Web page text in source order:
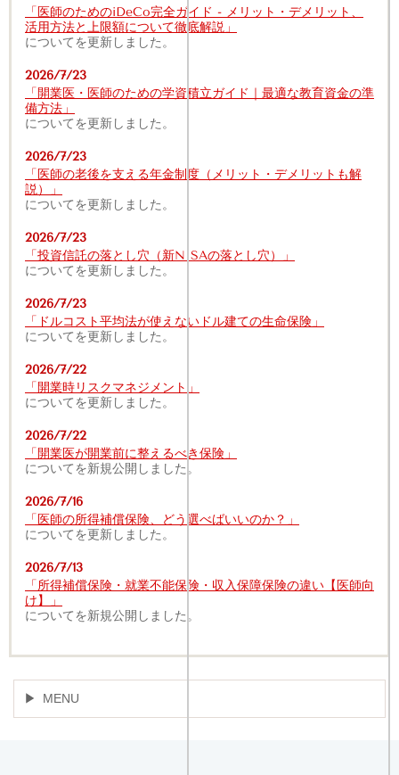
「医師のためのiDeCo完全ガイド - メリット・デメリット、
活用方法と上限額について徹底解説」
についてを更新しました。
2026/7/23
「開業医・医師のための学資積立ガイド｜最適な教育資金の準
備方法」
についてを更新しました。
2026/7/23
「医師の老後を支える年金制度（メリット・デメリットも解
説）」
についてを更新しました。
2026/7/23
「投資信託の落とし穴（新NISAの落とし穴）」
についてを更新しました。
2026/7/23
「ドルコスト平均法が使えないドル建ての生命保険」
についてを更新しました。
2026/7/22
「開業時リスクマネジメント」
についてを更新しました。
2026/7/22
「開業医が開業前に整えるべき保険」
についてを新規公開しました。
2026/7/16
「医師の所得補償保険、どう選べばいいのか？」
についてを更新しました。
2026/7/13
「所得補償保険・就業不能保険・収入保障保険の違い【医師向
け】」
についてを新規公開しました。
MENU